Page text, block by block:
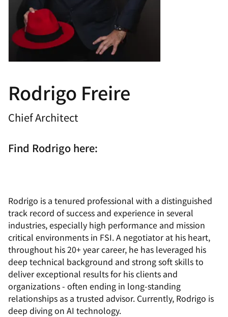
Rodrigo Freire
Chief Architect
Find Rodrigo here:
Rodrigo is a tenured professional with a distinguished
track record of success and experience in several
industries, especially high performance and mission
critical environments in FSI. A negotiator at his heart,
throughout his 20+ year career, he has leveraged his
deep technical background and strong soft skills to
deliver exceptional results for his clients and
organizations - often ending in long-standing
relationships as a trusted advisor. Currently, Rodrigo is
deep diving on AI technology.